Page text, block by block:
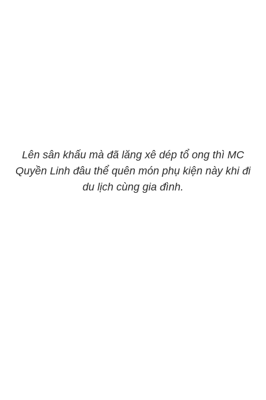
Lên sân khấu mà đã lăng xê dép tổ ong thì MC
Quyền Linh đâu thể quên món phụ kiện này khi đi
du lịch cùng gia đình.